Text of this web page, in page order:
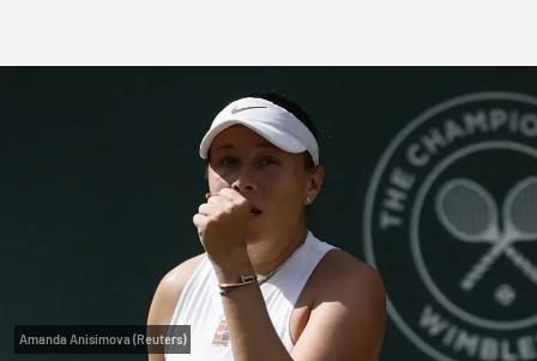
Amanda Anisimova (Reuters)